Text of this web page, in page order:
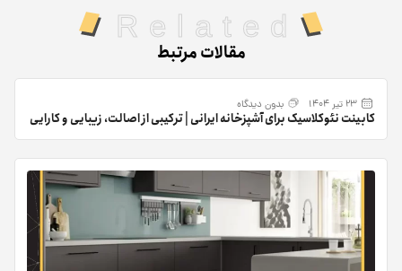
Related
مقالات مرتبط
23 تیر 1404 بدون دیدگاه
کابینت نئوکلاسیک برای آشپزخانه ایرانی | ترکیبی از اصالت، زیبایی و کارایی